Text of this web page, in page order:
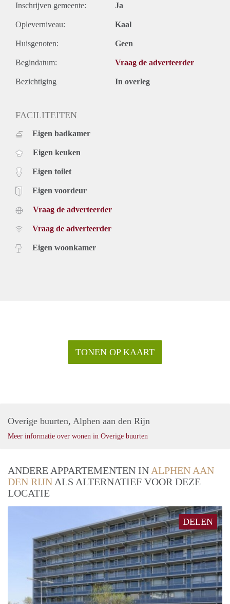
Inschrijven gemeente: Ja
Opleverniveau: Kaal
Huisgenoten: Geen
Begindatum: Vraag de adverteerder
Bezichtiging In overleg
FACILITEITEN
Eigen badkamer
Eigen keuken
Eigen toilet
Eigen voordeur
Vraag de adverteerder
Vraag de adverteerder
Eigen woonkamer
TONEN OP KAART
Overige buurten, Alphen aan den Rijn
Meer informatie over wonen in Overige buurten
ANDERE APPARTEMENTEN IN ALPHEN AAN
DEN RIJN ALS ALTERNATIEF VOOR DEZE
LOCATIE
DELEN